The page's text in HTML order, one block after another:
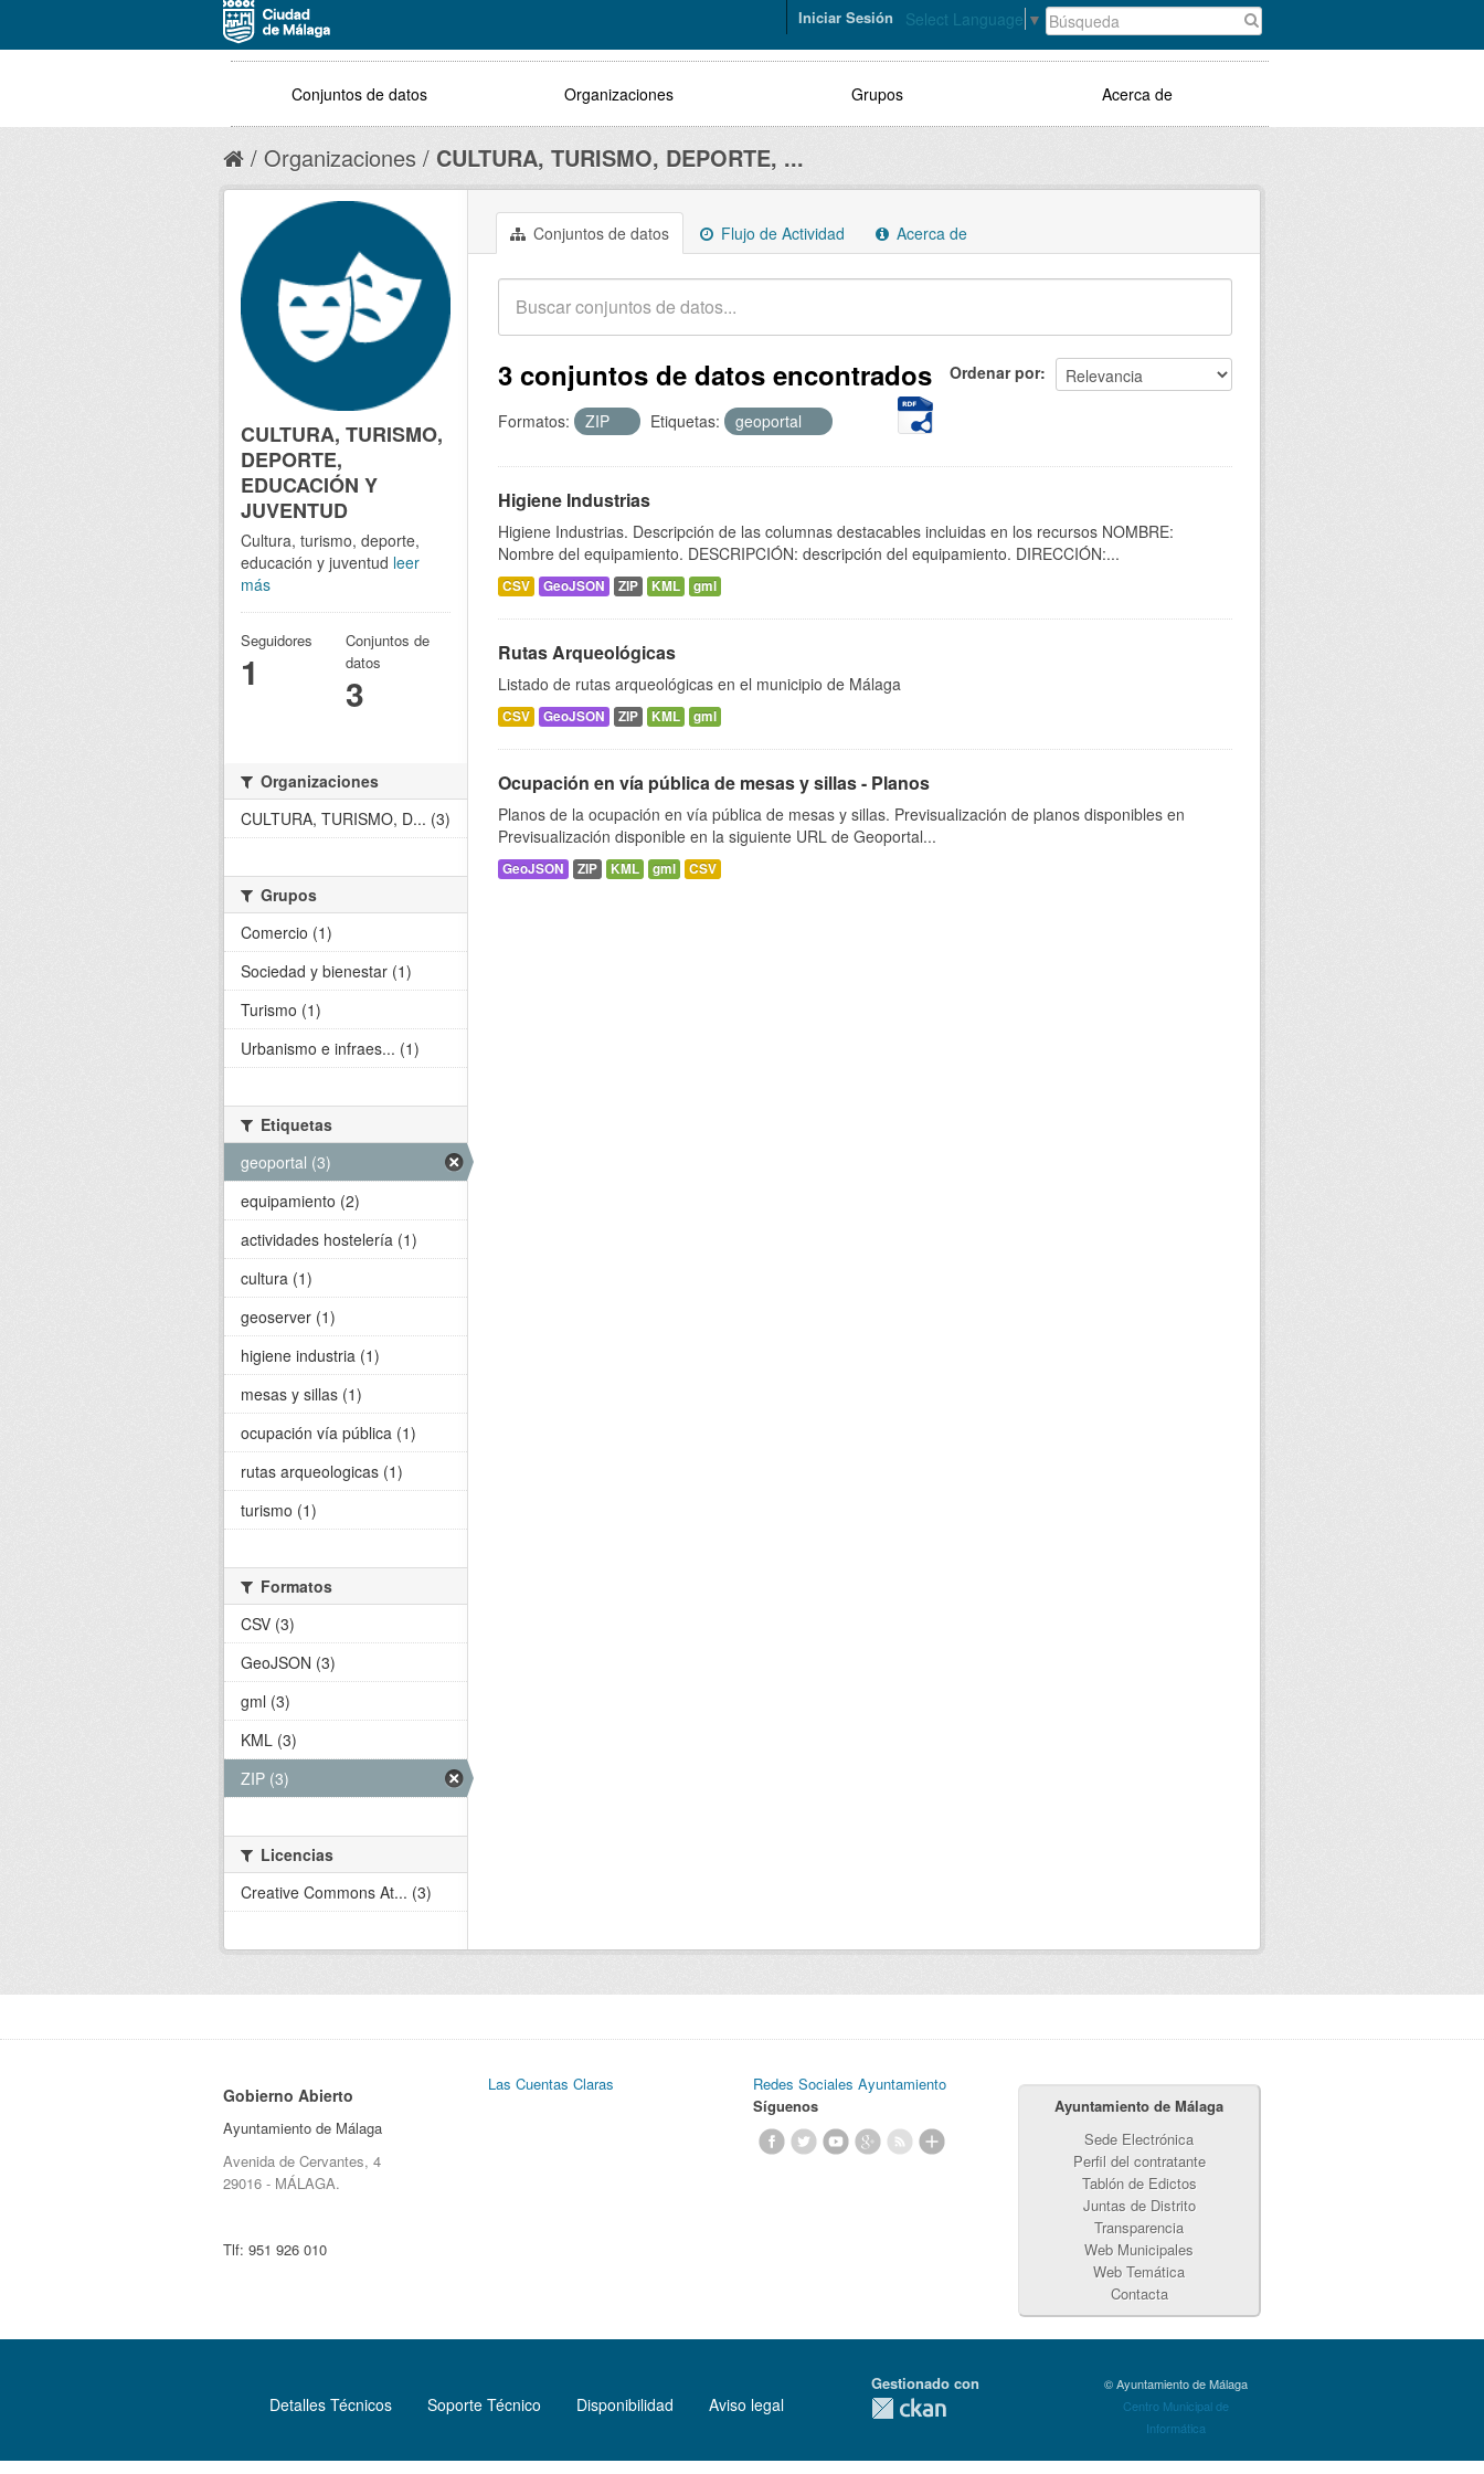
Select Language ▼
Iniciar Sesión
Conjuntos de datos Organizaciones Grupos Acerca de
Organizaciones CULTURA, TURISMO, DEPORTE, ...
Conjuntos de datos Flujo de Actividad Acerca de
Ordenar por
3 conjuntos de datos encontrados
Formatos: ZIP Etiquetas: geoportal
Higiene Industrias
Higiene Industrias. Descripción de las columnas destacables incluidas en los recursos NOMBRE:
Nombre del equipamiento. DESCRIPCIÓN: descripción del equipamiento. DIRECCIÓN:...
CSV GeoJSON ZIP KML gml
Rutas Arqueológicas
Listado de rutas arqueológicas en el municipio de Málaga
CSV GeoJSON ZIP KML gml
Ocupación en vía pública de mesas y sillas - Planos
Planos de la ocupación en vía pública de mesas y sillas. Previsualización de planos disponibles en
Previsualización disponible en la siguiente URL de Geoportal...
GeoJSON ZIP KML gml CSV
CULTURA, TURISMO,
DEPORTE,
EDUCACIÓN Y
JUVENTUD
Cultura, turismo, deporte,
educación y juventud leer
más
Seguidores
1
Conjuntos de
datos
3
Organizaciones
CULTURA, TURISMO, D... (3)
Grupos
Comercio (1)
Sociedad y bienestar (1)
Turismo (1)
Urbanismo e infraes... (1)
Etiquetas
geoportal (3)
equipamiento (2)
actividades hostelería (1)
cultura (1)
geoserver (1)
higiene industria (1)
mesas y sillas (1)
ocupación vía pública (1)
rutas arqueologicas (1)
turismo (1)
Formatos
CSV (3)
GeoJSON (3)
gml (3)
KML (3)
ZIP (3)
Licencias
Creative Commons At... (3)
Gobierno Abierto
Ayuntamiento de Málaga
Avenida de Cervantes, 4
29016 - MÁLAGA.
Tlf: 951 926 010
Las Cuentas Claras
Redes Sociales Ayuntamiento
Síguenos
Ayuntamiento de Málaga
Sede Electrónica
Perfil del contratante
Tablón de Edictos
Juntas de Distrito
Transparencia
Web Municipales
Web Temática
Contacta
Detalles Técnicos Soporte Técnico Disponibilidad Aviso legal
Gestionado con
© Ayuntamiento de Málaga
Centro Municipal de
Informática